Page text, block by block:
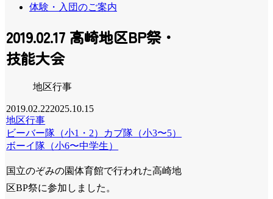
体験・入団のご案内
2019.02.17 高崎地区BP祭・
技能大会
地区行事
2019.02.222025.10.15
地区行事
ビーバー隊（小1・2）
カブ隊（小3〜5）
ボーイ隊（小6〜中学生）
国立のぞみの園体育館で行われた高崎地
区BP祭に参加しました。